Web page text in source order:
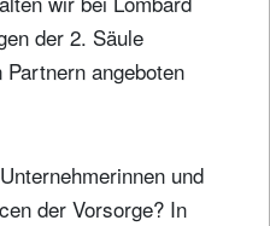
der 2. Säule
angeboten
und
der Vorsorge? In